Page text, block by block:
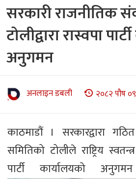
सरकारी राजनीतिक
टोलीद्वारा रास्वपा
अनुगमन
अनलाइन डबली २०८२ पौष
काठमाडौं । सरकारद्वारा
समितिको टोलीले राष्ट्रिय
पार्टी कार्यालयको